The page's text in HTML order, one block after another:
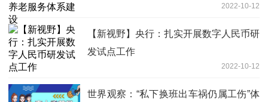
2022-10-12
【新视野】央行：扎实开展数字人民币研
发试点工作
2022-10-12
世界观察：“私下换班出车祸仍属工伤”体